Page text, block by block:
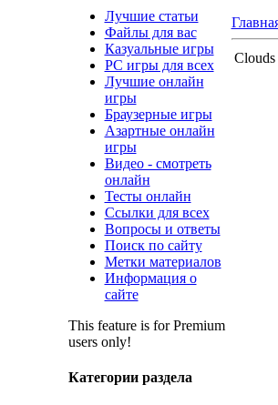
Лучшие статьи
Файлы для вас
Казуальные игры
PC игры для всех
Лучшие онлайн
игры
Браузерные игры
Азартные онлайн
игры
Видео - смотреть
онлайн
Тесты онлайн
Ссылки для всех
Вопросы и ответы
Поиск по сайту
Метки материалов
Информация о
сайте
This feature is for Premium
users only!
Категории раздела